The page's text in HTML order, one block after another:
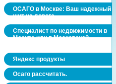
ОСАГО в Москве: Ваш надежный
щит на дороге
Специалист по недвижимости в
Москве или в Московской
Яндекс продукты
Осаго рассчитать.